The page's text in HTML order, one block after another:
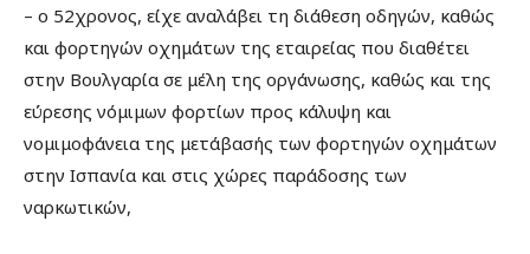
– ο 52χρονος, είχε αναλάβει τη διάθεση οδηγών, καθώς
και φορτηγών οχημάτων της εταιρείας που διαθέτει
στην Βουλγαρία σε μέλη της οργάνωσης, καθώς και της
εύρεσης νόμιμων φορτίων προς κάλυψη και
νομιμοφάνεια της μετάβασής των φορτηγών οχημάτων
στην Ισπανία και στις χώρες παράδοσης των
ναρκωτικών,